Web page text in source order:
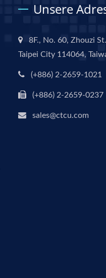
Unsere
8F., No. 60, Zhouzi
Taipei City 114064,
(+886) 2-2659-1021
(+886) 2-2659-0237
sales@ctcu.com